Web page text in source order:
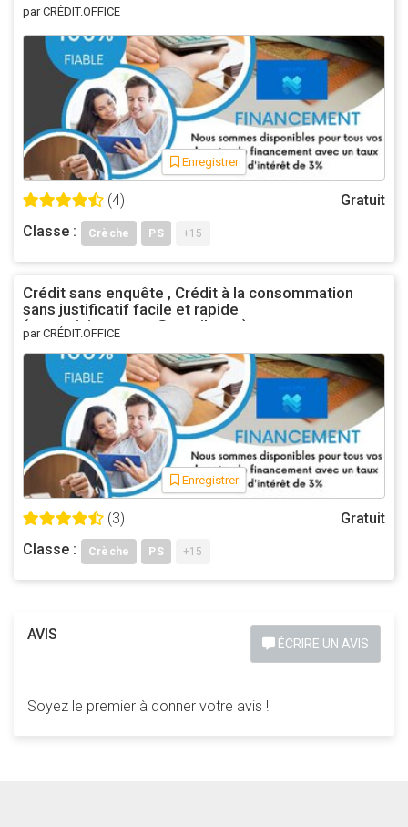
par CRÉDIT.OFFICE
Enregistrer
(4)
Gratuit
Classe :
Crèche PS +15
Crédit sans enquête , Crédit à la consommation
sans justificatif facile et rapide
(asmeninisgustavo@gmail.com)
par CRÉDIT.OFFICE
Enregistrer
(3)
Gratuit
Classe :
Crèche PS +15
AVIS
ÉCRIRE UN AVIS
Soyez le premier à donner votre avis !